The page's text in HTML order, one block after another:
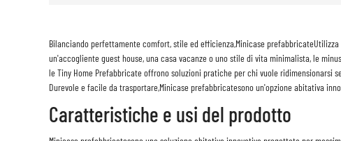
Bilanciando perfettamente comfort, stile ed efficienza,Minicase prefabbricate
un'accogliente guest house, una casa vacanze o uno stile di vita minimalista, le
le Tiny Home Prefabbricate offrono soluzioni pratiche per chi vuole
Durevole e facile da trasportare,Minicase prefabbricatesono un'opzione abitativa
Caratteristiche e usi del prodotto